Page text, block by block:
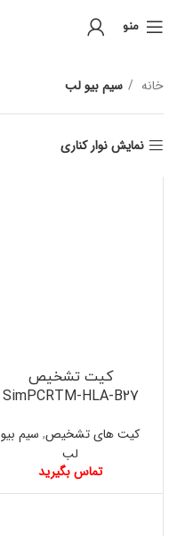
منو
خانه سیم بیو لب
نمایش نوار کناری
کیت تشخیص
SimPCRTM-HLA-B27
کیت های تشخیص, سیم بیو
لب
تماس بگیرید